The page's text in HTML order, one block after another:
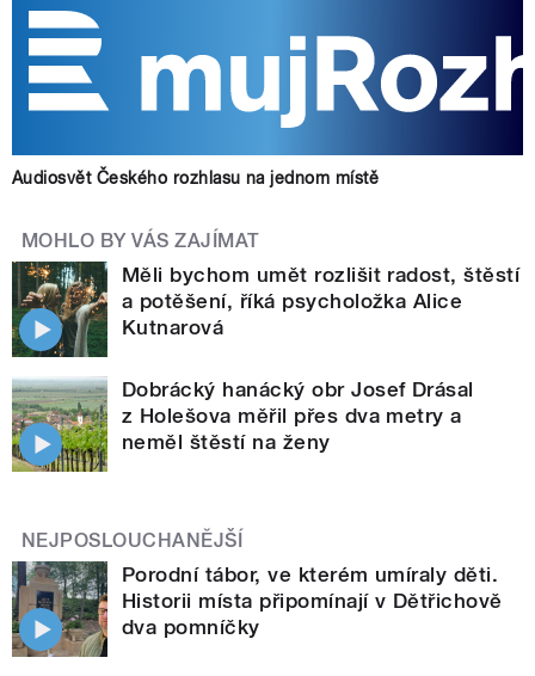
Audiosvět Českého rozhlasu na jednom místě
MOHLO BY VÁS ZAJÍMAT
Měli bychom umět rozlišit radost, štěstí
a potěšení, říká psycholožka Alice
Kutnarová
Dobrácký hanácký obr Josef Drásal
z Holešova měřil přes dva metry a
neměl štěstí na ženy
NEJPOSLOUCHANĚJŠÍ
Porodní tábor, ve kterém umíraly děti.
Historii místa připomínají v Dětřichově
dva pomníčky